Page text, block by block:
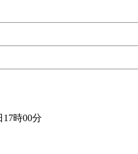
時00分